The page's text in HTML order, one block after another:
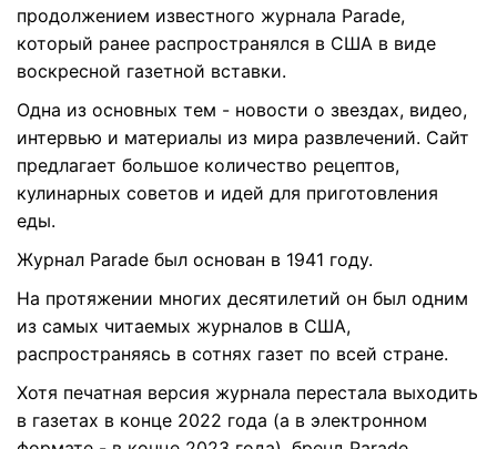
продолжением известного журнала Parade,
который ранее распространялся в США в виде
воскресной газетной вставки.
Одна из основных тем - новости о звездах, видео,
интервью и материалы из мира развлечений. Сайт
предлагает большое количество рецептов,
кулинарных советов и идей для приготовления
еды.
Журнал Parade был основан в 1941 году.
На протяжении многих десятилетий он был одним
из самых читаемых журналов в США,
распространяясь в сотнях газет по всей стране.
Хотя печатная версия журнала перестала выходить
в газетах в конце 2022 года (а в электронном